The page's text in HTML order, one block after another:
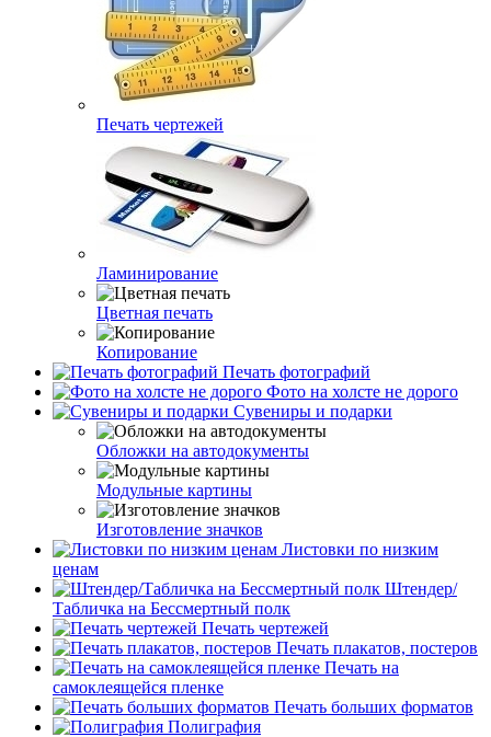
Печать чертежей
Ламинирование
Цветная печать
Копирование
Печать фотографий
Фото на холсте не дорого
Сувениры и подарки
Обложки на автодокументы
Модульные картины
Изготовление значков
Листовки по низким
ценам
Штендер/
Табличка на Бессмертный полк
Печать чертежей
Печать плакатов, постеров
Печать на
самоклеящейся пленке
Печать больших форматов
Полиграфия